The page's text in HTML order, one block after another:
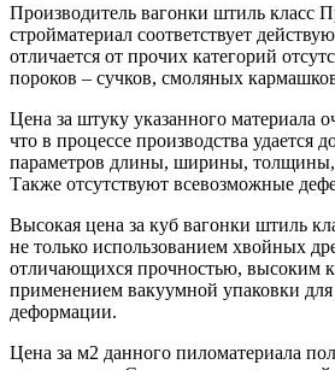
Производитель вагонки штиль класс
стройматериал соответствует
отличается от прочих категорий
пороков – сучков, смоляных
Цена за штуку указанного материала
что в процессе производства удается
параметров длины, ширины, толщины,
Также отсутствуют всевозможные
Высокая цена за куб вагонки штиль
не только использованием хвойных
отличающихся прочностью, высоким
применением вакуумной упаковки
деформации.
Цена за м2 данного пиломатериала